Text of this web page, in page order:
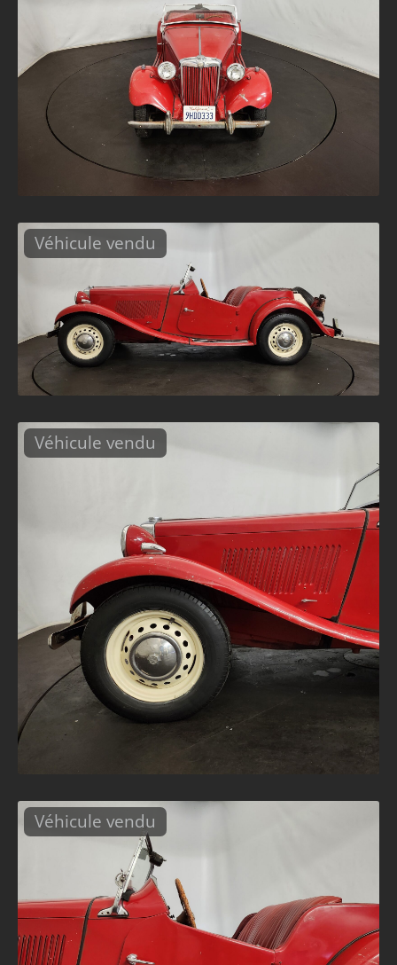
Véhicule vendu
Véhicule vendu
Véhicule vendu